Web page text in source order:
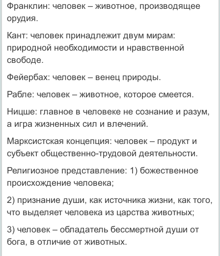
Франклин: человек – животное, производящее
орудия.
Кант: человек принадлежит двум мирам:
природной необходимости и нравственной
свободе.
Фейербах: человек – венец природы.
Рабле: человек – животное, которое смеется.
Ницше: главное в человеке не сознание и разум,
а игра жизненных сил и влечений.
Марксистская концепция: человек – продукт и
субъект общественно-трудовой деятельности.
Религиозное представление: 1) божественное
происхождение человека;
2) признание души, как источника жизни, как того,
что выделяет человека из царства животных;
3) человек – обладатель бессмертной души от
бога, в отличие от животных.